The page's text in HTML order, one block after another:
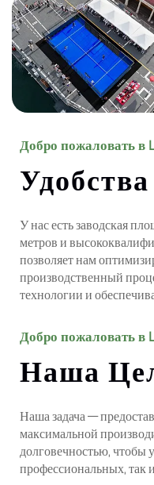
Добро пожаловать в
Удобства
У нас есть заводская
метров и
позволяет нам
производственный
технологии и
Добро пожаловать в
Наша
Наша задача —
максимальной
долговечностью, чтобы
профессиональных, так